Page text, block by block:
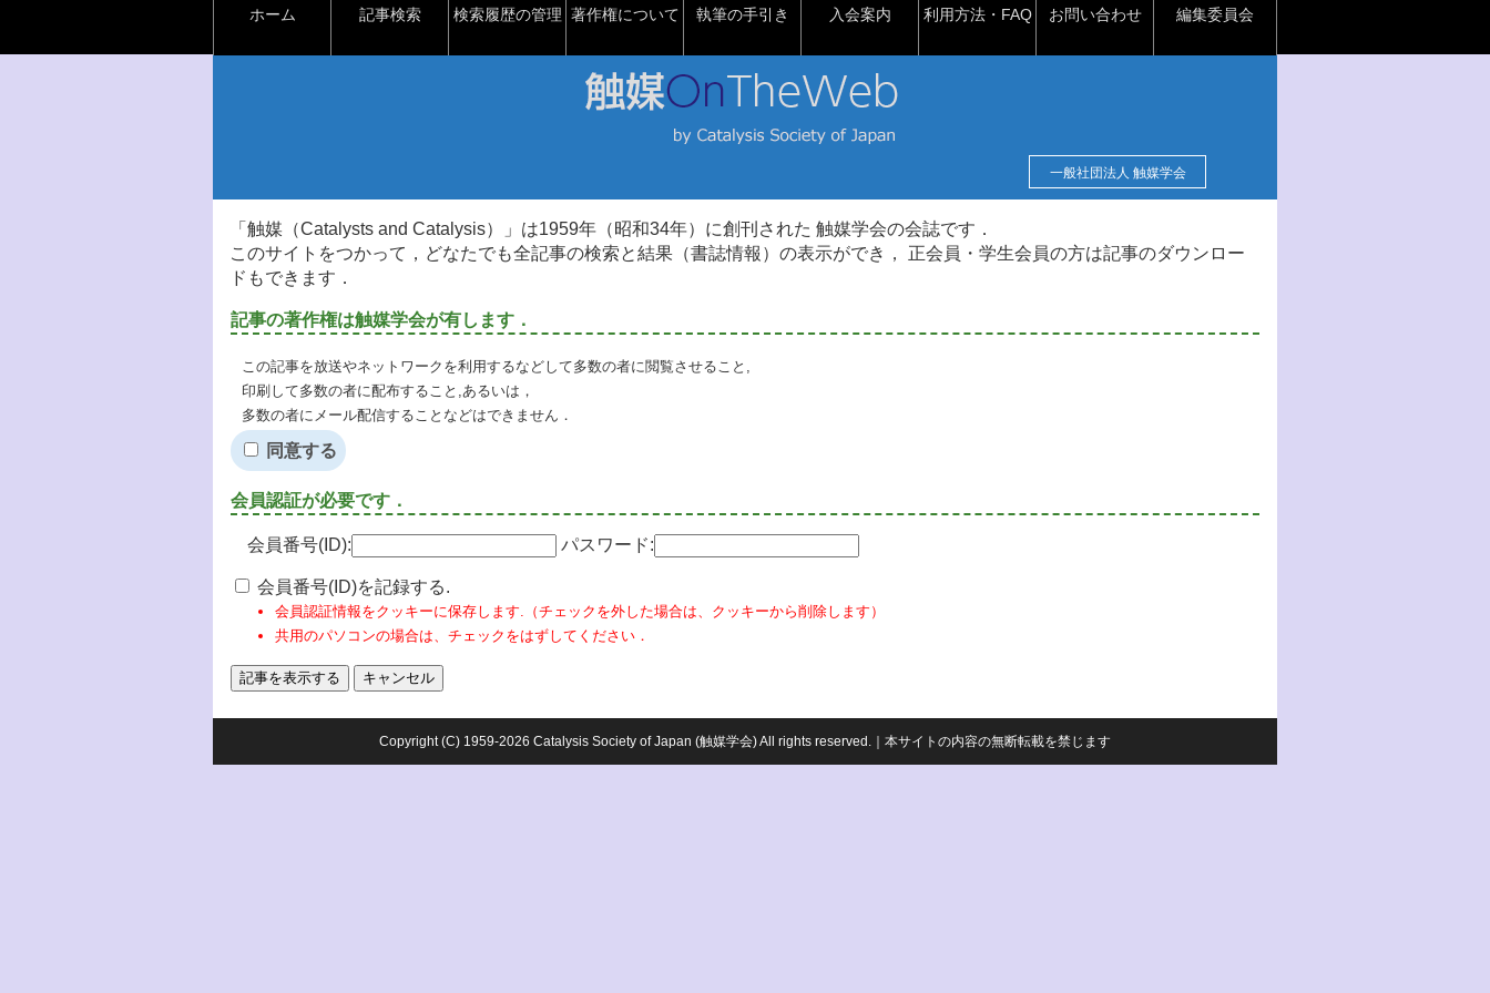
ホーム 記事検索 検索履歴の管理 著作権について 執筆の手引き 入会案内 利用方法・FAQ お問い合わせ 編集委員会
一般社団法人 触媒学会
「触媒（Catalysts and Catalysis）」は1959年（昭和34年）に創刊された 触媒学会の会誌です．
このサイトをつかって，どなたでも全記事の検索と結果（書誌情報）の表示ができ， 正会員・学生会員の方は記事のダウンロー
ドもできます．
記事の著作権は触媒学会が有します．
この記事を放送やネットワークを利用するなどして多数の者に閲覧させること,
印刷して多数の者に配布すること,あるいは，
多数の者にメール配信することなどはできません．
同意する
会員認証が必要です．
会員番号(ID): パスワード:
会員番号(ID)を記録する.
会員認証情報をクッキーに保存します.（チェックを外した場合は、クッキーから削除します）
共用のパソコンの場合は、チェックをはずしてください．
Copyright (C) 1959-2026 Catalysis Society of Japan (触媒学会) All rights reserved.｜本サイトの内容の無断転載を禁じます